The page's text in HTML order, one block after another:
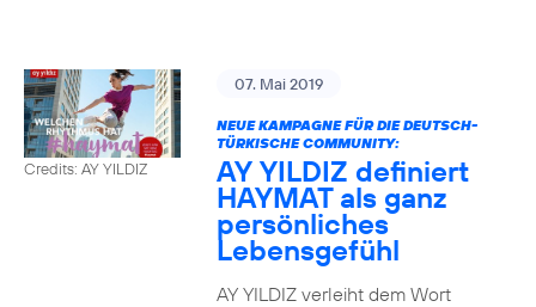
Credits: AY YILDIZ
07. Mai 2019
NEUE KAMPAGNE FÜR DIE DEUTSCH-
TÜRKISCHE COMMUNITY:
AY YILDIZ definiert
HAYMAT als ganz
persönliches
Lebensgefühl
AY YILDIZ verleiht dem Wort